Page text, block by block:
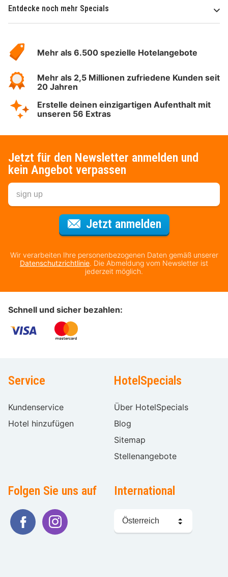
Entdecke noch mehr Specials
Hotelspecials
Mehr als 6.500 spezielle Hotelangebote
Mehr als 2,5 Millionen zufriedene Kunden seit
20 Jahren
Erstelle deinen einzigartigen Aufenthalt mit
unseren 56 Extras
Jetzt für den Newsletter anmelden und
kein Angebot verpassen
Jetzt anmeldenFür den
Wir verarbeiten Ihre personenbezogenen Daten gemäß unserer
Datenschutzrichtlinie. Die Abmeldung vom Newsletter ist
jederzeit möglich.
Schnell und sicher bezahlen:
Service
Kundenservice
Hotel hinzufügen
HotelSpecials
Über HotelSpecials
Blog
Sitemap
Stellenangebote
Folgen Sie uns auf International
Sprache
wählen